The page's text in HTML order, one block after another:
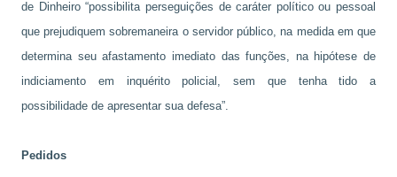
de Dinheiro “possibilita perseguições de caráter político ou pessoal
que prejudiquem sobremaneira o servidor público, na medida em que
determina seu afastamento imediato das funções, na hipótese de
indiciamento em inquérito policial, sem que tenha tido a
possibilidade de apresentar sua defesa”.
Pedidos